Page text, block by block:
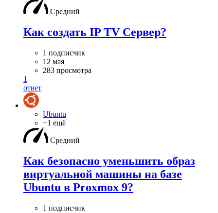
Средний
Как создать IP TV Сервер?
1 подписчик
12 мая
283 просмотра
1
ответ
Ubuntu
+1 ещё
Средний
Как безопасно уменьшить образ
виртуальной машины на базе
Ubuntu в Proxmox 9?
1 подписчик